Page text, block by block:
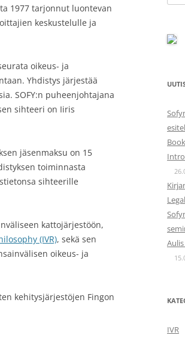
1977 tarjonnut luontevan
keskustelulle ja
oikeus- ja
Yhdistys järjestää
SOFY:n puheenjohtajana
sihteeri on Iiris
jäsenmaksu on 15
toiminnasta
sihteerille
kattojärjestöön,
(IVR), sekä sen
oikeus- ja
kehitysjärjestöjen Fingon
IVR